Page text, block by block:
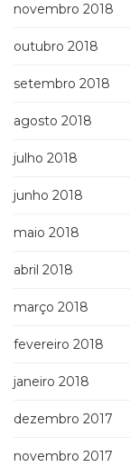
novembro 2018
outubro 2018
setembro 2018
agosto 2018
julho 2018
junho 2018
maio 2018
abril 2018
março 2018
fevereiro 2018
janeiro 2018
dezembro 2017
novembro 2017